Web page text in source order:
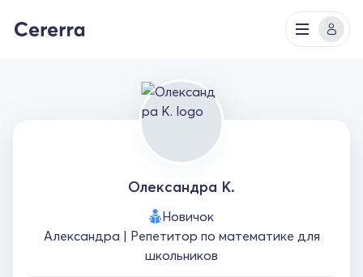
Олександра К.
Новичок
Александра | Репетитор по математике для
школьников